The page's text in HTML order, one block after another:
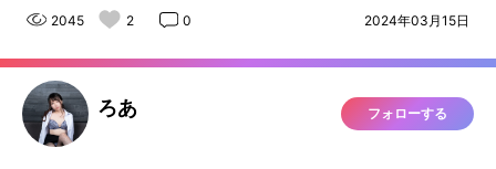
2045 2 0 2024年03月15日
ろあ フォローする